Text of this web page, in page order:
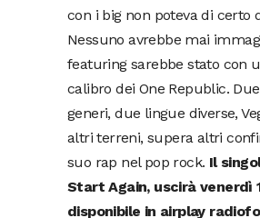
con i big non poteva di certo
Nessuno avrebbe mai
featuring sarebbe stato con
calibro dei One Republic.
generi, due lingue diverse,
altri terreni, supera altri
suo rap nel pop rock. Il
Start Again, uscirà venerdì
disponibile in airplay